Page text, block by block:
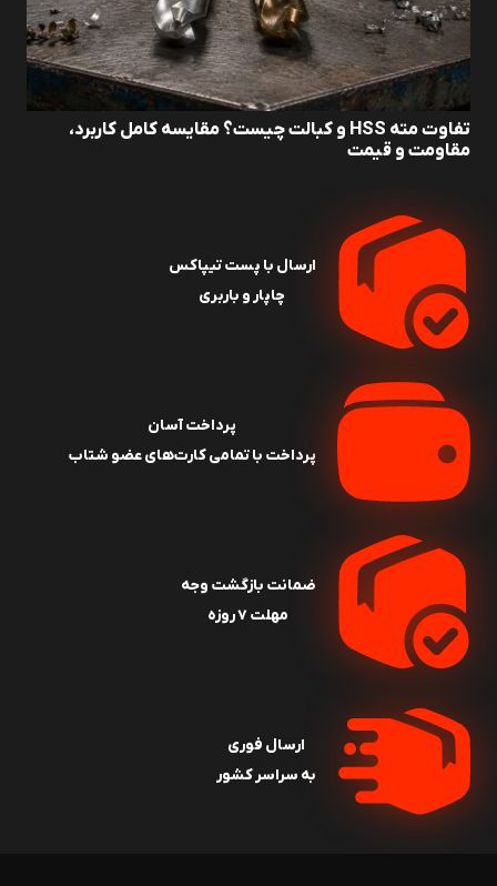
تفاوت مته HSS و کبالت چیست؟ مقایسه کامل کاربرد،
مقاومت و قیمت
ارسال با پست تیپاکس
چاپار و باربری
پرداخت آسان
پرداخت با تمامی کارت‌های عضو شتاب
ضمانت بازگشت وجه
مهلت ۷ روزه
ارسال فوری
به سراسر کشور